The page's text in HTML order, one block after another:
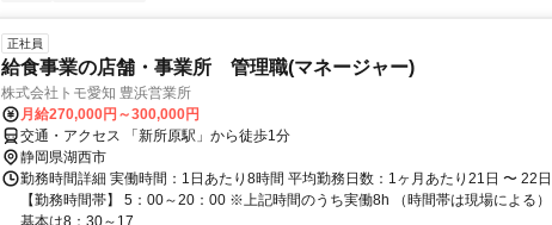
正社員
給食事業の店舗・事業所 管理職(マネージャー)
株式会社トモ愛知 豊浜営業所
月給270,000円～300,000円
交通・アクセス 「新所原駅」から徒歩1分
静岡県湖西市
勤務時間詳細 実働時間：1日あたり8時間 平均勤務日数：1ヶ月あたり21日 〜 22日
【勤務時間帯】 5：00～20：00 ※上記時間のうち実働8h （時間帯は現場による）
基本は8：30～17...